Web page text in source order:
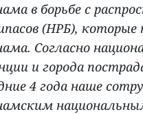
в борьбе с
(НРБ),
Согласно
и города
4 года наше